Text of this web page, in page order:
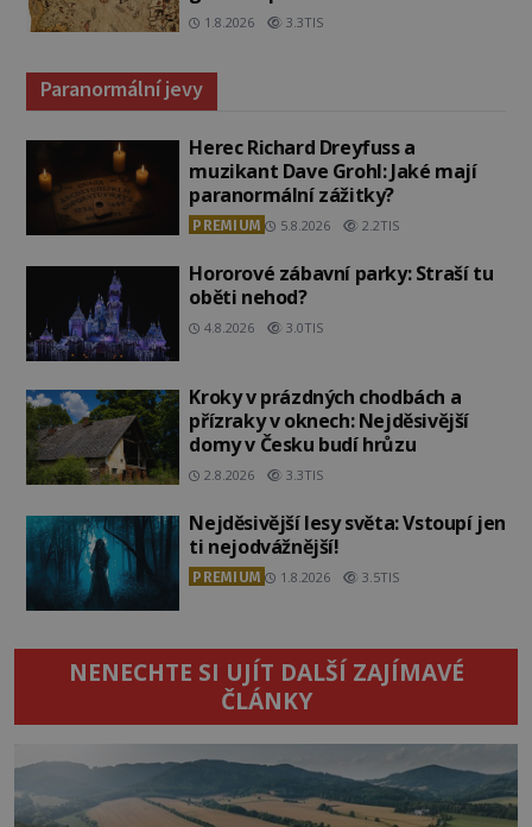
admirála?
1.8.2026 3.3TIS
Paranormální jevy
Herec Richard Dreyfuss a
muzikant Dave Grohl: Jaké mají
paranormální zážitky?
PREMIUM 5.8.2026 2.2TIS
Hororové zábavní parky: Straší tu
oběti nehod?
4.8.2026 3.0TIS
Kroky v prázdných chodbách a
přízraky v oknech: Nejděsivější
domy v Česku budí hrůzu
2.8.2026 3.3TIS
Nejděsivější lesy světa: Vstoupí jen
ti nejodvážnější!
PREMIUM 1.8.2026 3.5TIS
NENECHTE SI UJÍT DALŠÍ ZAJÍMAVÉ
ČLÁNKY